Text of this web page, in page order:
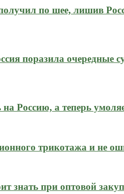
по шее, лишив
поразила очередные
на Россию, а теперь
трикотажа и не
знать при оптовой